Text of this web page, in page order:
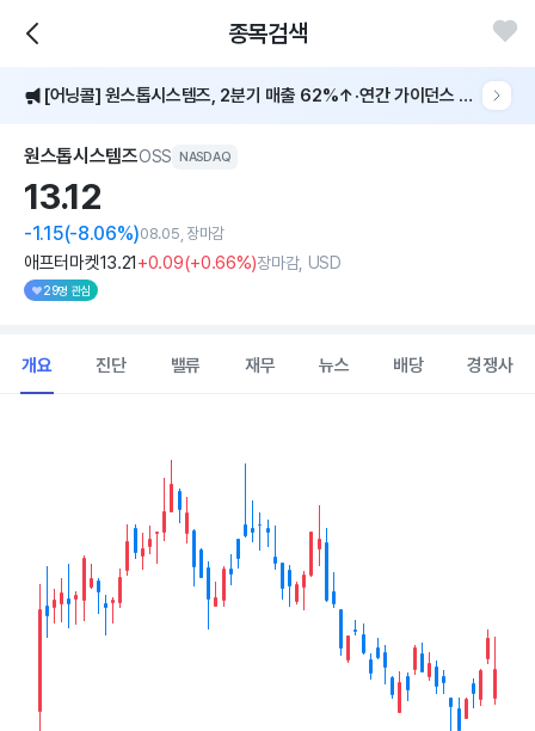
종목검색
[어닝콜] 원스톱시스템즈, 2분기 매출 62%↑·연간 가이던스 30% 상향
원스톱시스템즈OSS NASDAQ
13.12
-1.15(-8.06%)08.05, 장마감
애프터마켓13.21+0.09(+0.66%)장마감, USD
29명 관심
개요 진단 밸류 재무 뉴스 배당 경쟁사
View as data table, Chart
The chart has 1 X axis displaying Time. Data ranges from
The chart has 1 Y axis displaying values. Data ranges from